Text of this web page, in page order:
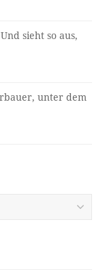
sieht so aus,
unter dem